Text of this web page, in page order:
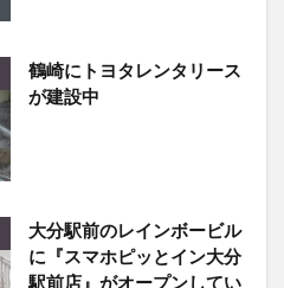
鶴崎にトヨタレンタリース
が建設中
大分駅前のレインボービル
に『スマホピッとイン大分
駅前店』がオープンしてい